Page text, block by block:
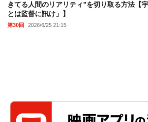
きてる人間のリアリティ”を切り取る方法【
とは監督に訊け」】
第30回 2026/6/25 21:15